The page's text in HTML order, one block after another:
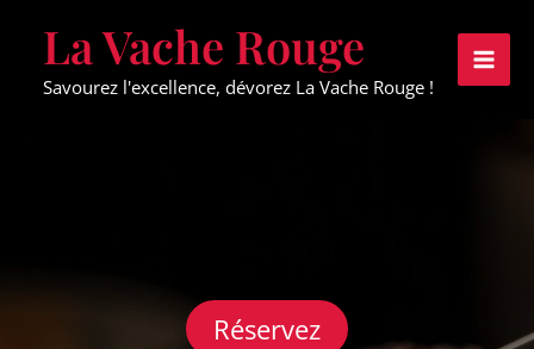
contenuLa Vache Rouge
Savourez l'excellence, dévorez La Vache Rouge !
Réservez